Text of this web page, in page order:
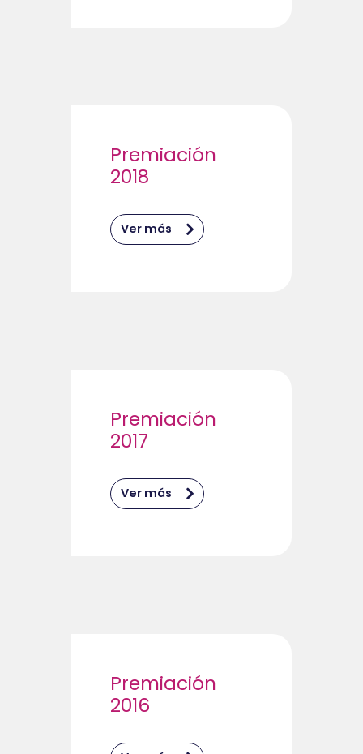
Premiación
2018
Ver más
Premiación
2017
Ver más
Premiación
2016